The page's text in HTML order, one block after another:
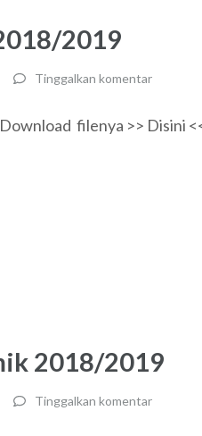
2019
Tinggalkan komentar
filenya >> Disini
2018/2019
Tinggalkan komentar